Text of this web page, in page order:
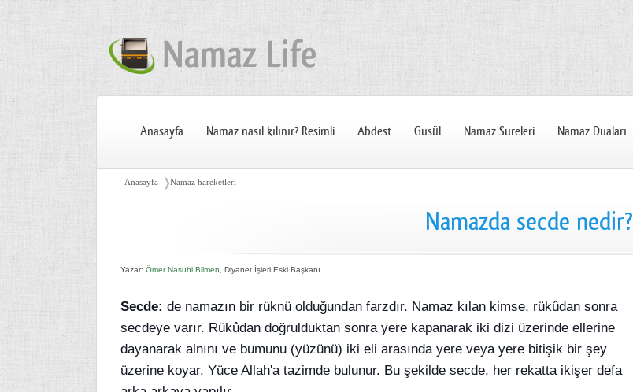
Anasayfa Namaz nasıl kılınır? Resimli Abdest Gusül Namaz Sureleri Namaz Duaları
Anasayfa ❭Namaz hareketleri
Namazda secde nedir?
Yazar: Ömer Nasuhi Bilmen , Diyanet İşleri Eski Başkanı
Secde: de namazın bir rüknü olduğundan farzdır. Namaz kılan kimse, rükûdan sonra
secdeye varır. Rükûdan doğrulduktan sonra yere kapanarak iki dizi üzerinde ellerine
dayanarak alnını ve bumunu (yüzünü) iki eli arasında yere veya yere bitişik bir şey
üzerine koyar. Yüce Allah'a tazimde bulunur. Bu şekilde secde, her rekatta ikişer defa